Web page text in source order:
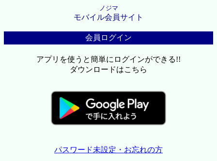
ノジマ
モバイル会員サイト
会員ログイン
アプリを使うと簡単にログインができる!!
ダウンロードはこちら
パスワード未設定・お忘れの方